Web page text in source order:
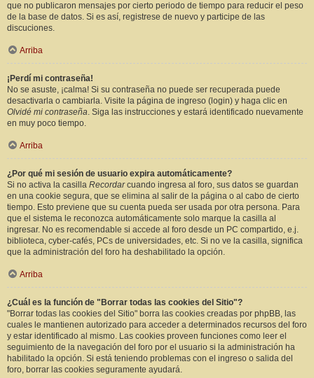
que no publicaron mensajes por cierto periodo de tiempo para reducir el peso
de la base de datos. Si es así, registrese de nuevo y participe de las
discuciones.
Arriba
¡Perdí mi contraseña!
No se asuste, ¡calma! Si su contraseña no puede ser recuperada puede
desactivarla o cambiarla. Visite la página de ingreso (login) y haga clic en
Olvidé mi contraseña. Siga las instrucciones y estará identificado nuevamente
en muy poco tiempo.
Arriba
¿Por qué mi sesión de usuario expira automáticamente?
Si no activa la casilla Recordarcuando ingresa al foro, sus datos se guardan
en una cookie segura, que se elimina al salir de la página o al cabo de cierto
tiempo. Esto previene que su cuenta pueda ser usada por otra persona. Para
que el sistema le reconozca automáticamente solo marque la casilla al
ingresar. No es recomendable si accede al foro desde un PC compartido, e.j.
biblioteca, cyber-cafés, PCs de universidades, etc. Si no ve la casilla, significa
que la administración del foro ha deshabilitado la opción.
Arriba
¿Cuál es la función de "Borrar todas las cookies del Sitio"?
"Borrar todas las cookies del Sitio" borra las cookies creadas por phpBB, las
cuales le mantienen autorizado para acceder a determinados recursos del foro
y estar identificado al mismo. Las cookies proveen funciones como leer el
seguimiento de la navegación del foro por el usuario si la administración ha
habilitado la opción. Si está teniendo problemas con el ingreso o salida del
foro, borrar las cookies seguramente ayudará.